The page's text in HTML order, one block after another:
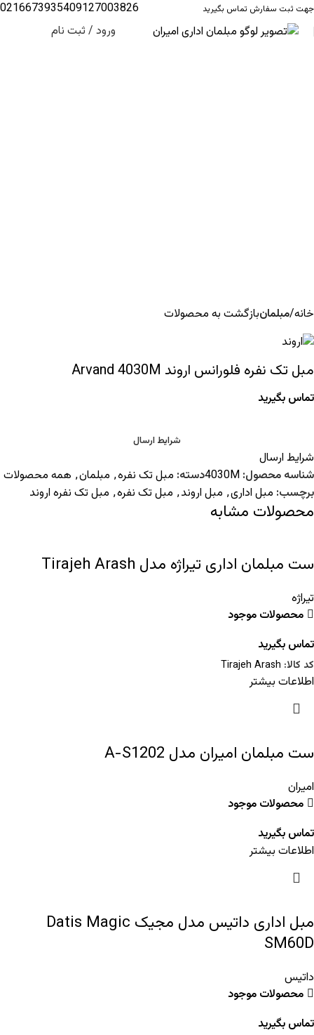
جهت ثبت سفارش تماس بگیرید 09127003826
02166739354
ورود / ثبت نام
خانه مبلمانبازگشت به محصولات
مبل تک نفره فلورانس اروند Arvand 4030M
تماس بگیرید
شرایط ارسال
شرایط ارسال
شناسه محصول: 4030Mدسته: مبل تک نفره, مبلمان, همه محصولات
برچسب: مبل اداری, مبل اروند, مبل تک نفره, مبل تک نفره اروند
محصولات مشابه
ست مبلمان اداری تیراژه مدل Tirajeh Arash
تیراژه
محصولات موجود
تماس بگیرید
کد کالا: Tirajeh Arash
اطلاعات بیشتر
ست مبلمان امیران مدل A-S1202
امیران
محصولات موجود
تماس بگیرید
اطلاعات بیشتر
مبل اداری داتیس مدل مجیک Datis Magic
SM60D
داتیس
محصولات موجود
تماس بگیرید